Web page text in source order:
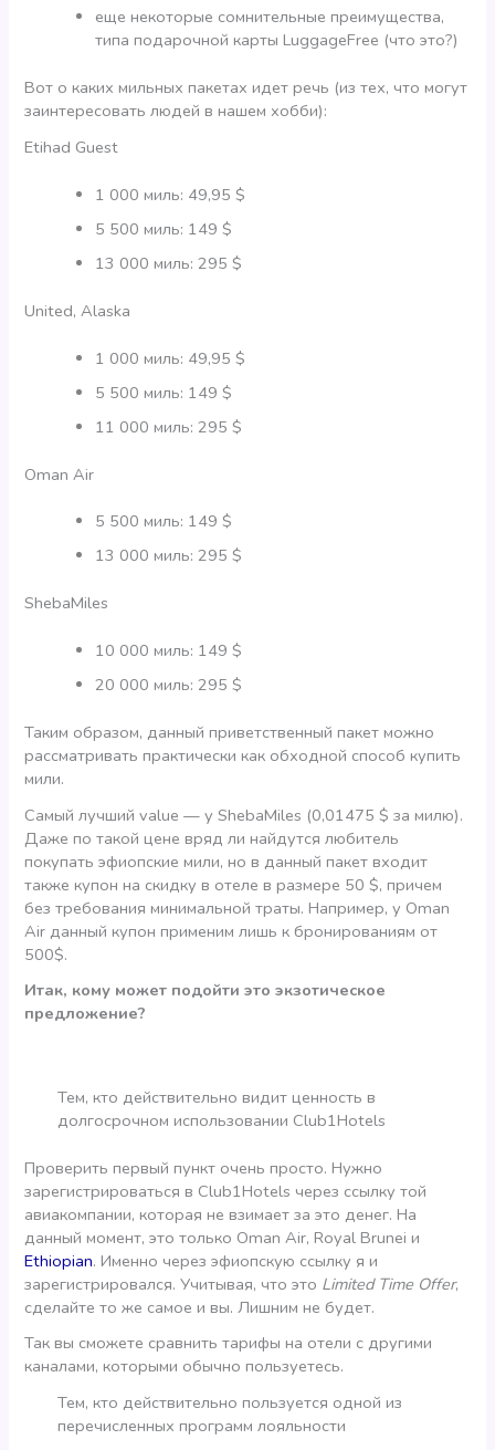
еще некоторые сомнительные преимущества,
типа подарочной карты LuggageFree (что это?)
Вот о каких мильных пакетах идет речь (из тех, что могут
заинтересовать людей в нашем хобби):
Etihad Guest
1 000 миль: 49,95 $
5 500 миль: 149 $
13 000 миль: 295 $
United, Alaska
1 000 миль: 49,95 $
5 500 миль: 149 $
11 000 миль: 295 $
Oman Air
5 500 миль: 149 $
13 000 миль: 295 $
ShebaMiles
10 000 миль: 149 $
20 000 миль: 295 $
Таким образом, данный приветственный пакет можно
рассматривать практически как обходной способ купить
мили.
Самый лучший value — у ShebaMiles (0,01475 $ за милю).
Даже по такой цене вряд ли найдутся любитель
покупать эфиопские мили, но в данный пакет входит
также купон на скидку в отеле в размере 50 $, причем
без требования минимальной траты. Например, у Oman
Air данный купон применим лишь к бронированиям от
500$.
Итак, кому может подойти это экзотическое
предложение?
Тем, кто действительно видит ценность в
долгосрочном использовании Club1Hotels
Проверить первый пункт очень просто. Нужно
зарегистрироваться в Club1Hotels через ссылку той
авиакомпании, которая не взимает за это денег. На
данный момент, это только Oman Air, Royal Brunei и
Ethiopian. Именно через эфиопскую ссылку я и
зарегистрировался. Учитывая, что это Limited Time Offer,
сделайте то же самое и вы. Лишним не будет.
Так вы сможете сравнить тарифы на отели с другими
каналами, которыми обычно пользуетесь.
Тем, кто действительно пользуется одной из
перечисленных программ лояльности